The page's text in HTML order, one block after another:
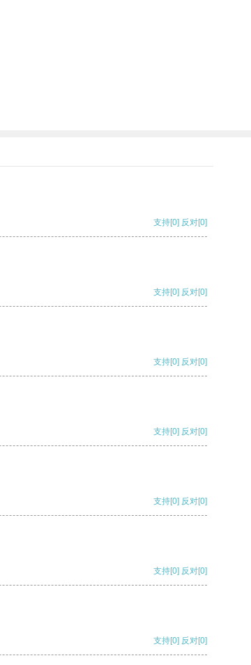
支持[0] 反对[0]
支持[0] 反对[0]
支持[0] 反对[0]
支持[0] 反对[0]
支持[0] 反对[0]
支持[0] 反对[0]
支持[0] 反对[0]